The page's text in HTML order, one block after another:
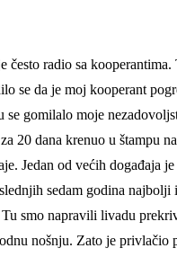
često radio sa
se da je moj kooperant
se gomilalo moje
20 dana krenuo u štampu
Jedan od većih događaja
sedam godina
smo napravili livadu
nošnju. Zato je